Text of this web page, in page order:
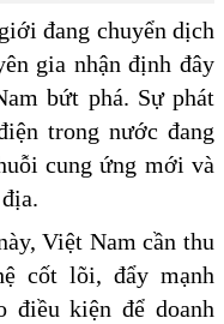
đang chuyển dịch
gia nhận định đây
bứt phá. Sự phát
trong nước đang
cung ứng mới và
Việt Nam cần thu
cốt lõi, đẩy mạnh
điều kiện để doanh